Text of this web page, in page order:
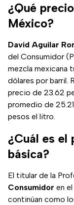
¿Qué
México?
David Aguilar
del Consumidor
mezcla mexicana
dólares por barril.
precio de 23.62
promedio de
pesos el litro.
¿Cuál es el
básica?
El titular de la
Consumidor en
continúan como